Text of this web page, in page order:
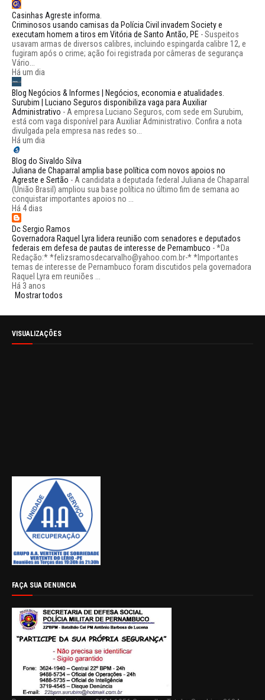
Casinhas Agreste informa.
Criminosos usando camisas da Polícia Civil invadem Society e
executam homem a tiros em Vitória de Santo Antão, PE -Suspeitos
usavam armas de diversos calibres, incluindo espingarda calibre 12, e
fugiram após o crime; ação foi registrada por câmeras de segurança
Vário...
Há um dia
Blog Negócios & Informes | Negócios, economia e atualidades.
Surubim | Luciano Seguros disponibiliza vaga para Auxiliar
Administrativo - A empresa Luciano Seguros, com sede em Surubim,
está com vaga disponível para Auxiliar Administrativo. Confira a nota
divulgada pela empresa nas redes so...
Há um dia
Blog do Sivaldo Silva
Juliana de Chaparral amplia base política com novos apoios no
Agreste e Sertão - A candidata a deputada federal Juliana de Chaparral
(União Brasil) ampliou sua base política no último fim de semana ao
conquistar importantes apoios no ...
Há 4 dias
Dc Sergio Ramos
Governadora Raquel Lyra lidera reunião com senadores e deputados
federais em defesa de pautas de interesse de Pernambuco -*Da
Redação:* *felizsramosdecarvalho@yahoo.com.br-* *Importantes
temas de interesse de Pernambuco foram discutidos pela governadora
Raquel Lyra em reuniões ...
Há 3 anos
Mostrar todos
VISUALIZAÇÕES
FAÇA SUA DENUNCIA